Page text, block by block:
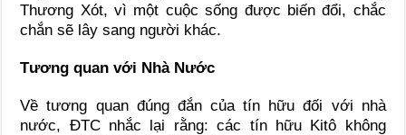
Thương Xót, vì một cuộc sống được biến đổi, chắc
chắn sẽ lây sang người khác.
Tương quan với Nhà Nước
Về tương quan đúng đắn của tín hữu đối với nhà
nước, ĐTC nhắc lại rằng: các tín hữu Kitô không